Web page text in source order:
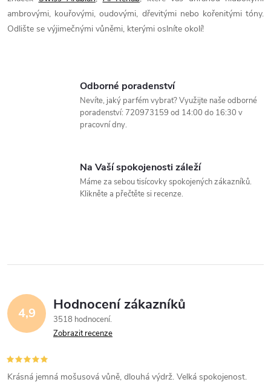
d
a
i
s
u
ambrovými, kouřovými, oudovými, dřevitými nebo kořenitými tóny.
Odlište se výjimečnými vůněmi, kterými oslníte okolí!
Odborné poradenství
Nevíte, jaký parfém vybrat? Využijte naše odborné
poradenství: 720973159 od 14:00 do 16:30 v
pracovní dny.
Na Vaší spokojenosti záleží
Máme za sebou tisícovky spokojených zákazníků.
Klikněte a přečtěte si recenze.
4,9 Hodnocení zákazníků
3518 hodnocení
Zobrazit recenze
Krásná jemná mošusová vůně, dlouhá výdrž. Velká spokojenost.